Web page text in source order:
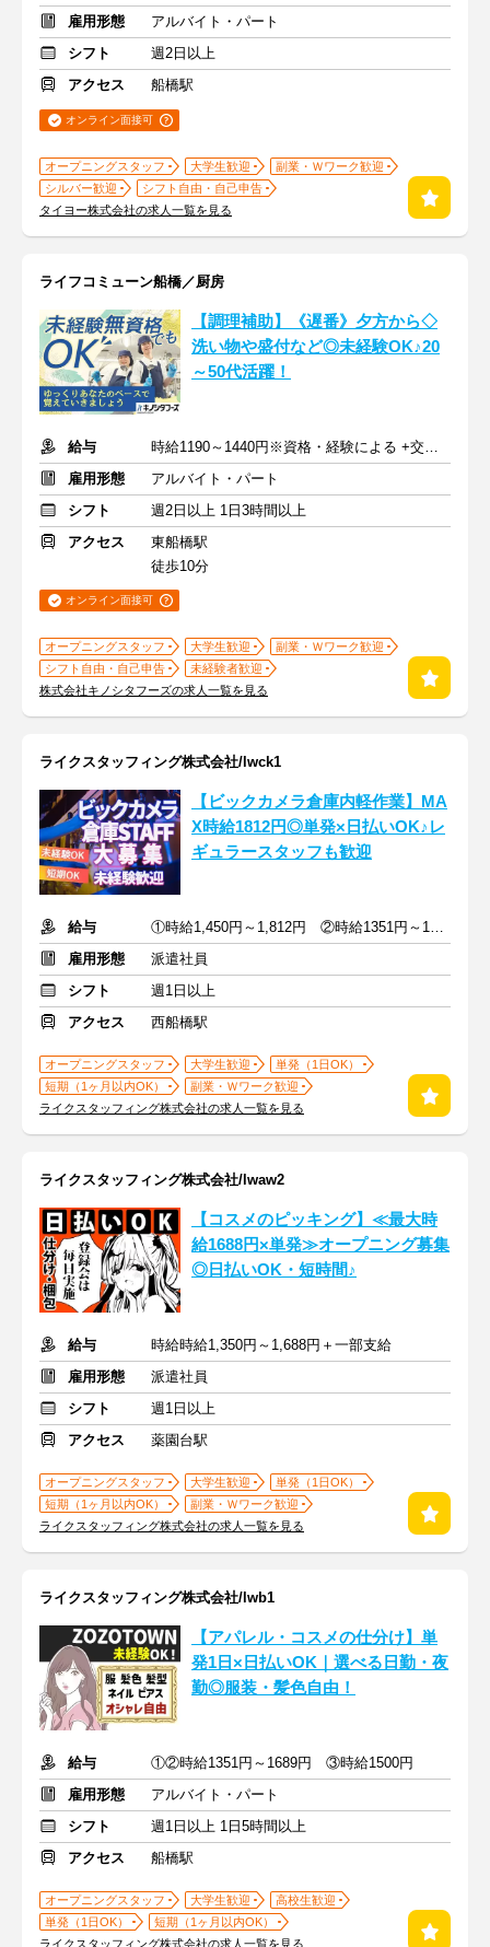
雇用形態
アルバイト・パート
シフト
週2日以上
アクセス
船橋駅
オンライン面接可
オープニングスタッフ 大学生歓迎
副業・Ｗワーク歓迎
シルバー歓迎
シフト自由・自己申告
タイヨー株式会社の求人一覧を見る
ライフコミューン船橋／厨房
【調理補助】《遅番》夕方から◇
洗い物や盛付など◎未経験OK♪20
～50代活躍！
給与
時給1190～1440円※資格・経験による +交通費支給
雇用形態
アルバイト・パート
シフト
週2日以上 1日3時間以上
アクセス
東船橋駅
徒歩10分
オンライン面接可
オープニングスタッフ 大学生歓迎
副業・Ｗワーク歓迎
シフト自由・自己申告
未経験者歓迎
株式会社キノシタフーズの求人一覧を見る
ライクスタッフィング株式会社/lwck1
【ビックカメラ倉庫内軽作業】MA
X時給1812円◎単発×日払いOK♪レ
ギュラースタッフも歓迎
給与
①時給1,450円～1,812円 ②時給1351円～1450円
雇用形態
派遣社員
シフト
週1日以上
アクセス
西船橋駅
オープニングスタッフ 大学生歓迎
単発（1日OK）
短期（1ヶ月以内OK）
副業・Ｗワーク歓迎
ライクスタッフィング株式会社の求人一覧を見る
ライクスタッフィング株式会社/lwaw2
【コスメのピッキング】≪最大時
給1688円×単発≫オープニング募集
◎日払いOK・短時間♪
給与
時給時給1,350円～1,688円＋一部支給
雇用形態
派遣社員
シフト
週1日以上
アクセス
薬園台駅
オープニングスタッフ 大学生歓迎
単発（1日OK）
短期（1ヶ月以内OK）
副業・Ｗワーク歓迎
ライクスタッフィング株式会社の求人一覧を見る
ライクスタッフィング株式会社/lwb1
【アパレル・コスメの仕分け】単
発1日×日払いOK｜選べる日勤・夜
勤◎服装・髪色自由！
給与
①②時給1351円～1689円 ③時給1500円
雇用形態
アルバイト・パート
シフト
週1日以上 1日5時間以上
アクセス
船橋駅
オープニングスタッフ 大学生歓迎
高校生歓迎
単発（1日OK）
短期（1ヶ月以内OK）
ライクスタッフィング株式会社の求人一覧を見る